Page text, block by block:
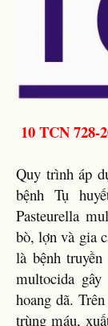
10 TCN 728-
Quy trình áp
bệnh Tụ
Pasteurella
bò, lợn và gia
là bệnh
multocida
hoang dã.
trùng máu,